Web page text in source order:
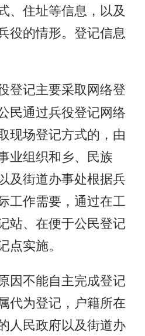
、住址等信息，以及
役的情形。登记信息
登记主要采取网络登
民通过兵役登记网络
现场登记方式的，由
业组织和乡、民族
及街道办事处根据兵
工作需要，通过在工
站、在便于公民登记
实施。
因不能自主完成登记
代为登记，户籍所在
人民政府以及街道办